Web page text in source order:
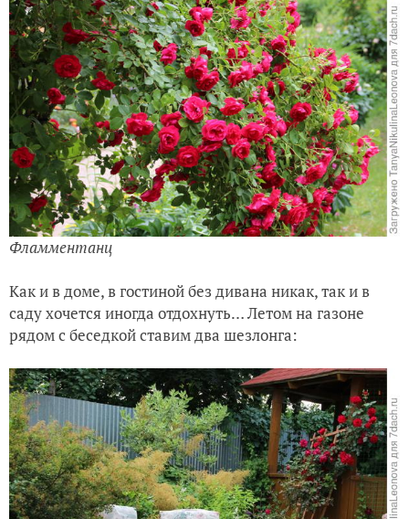
Фламментанц
Как и в доме, в гостиной без дивана никак, так и в
саду хочется иногда отдохнуть… Летом на газоне
рядом с беседкой ставим два шезлонга: